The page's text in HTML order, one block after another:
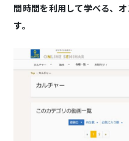
間時間を利用して学べる、
す。